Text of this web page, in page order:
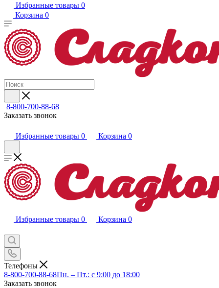
Избранные товары 0
Корзина 0
8-800-700-88-68
Заказать звонок
Избранные товары 0 Корзина 0
Избранные товары 0 Корзина 0
Телефоны
8-800-700-88-68Пн. – Пт.: с 9:00 до 18:00
Заказать звонок